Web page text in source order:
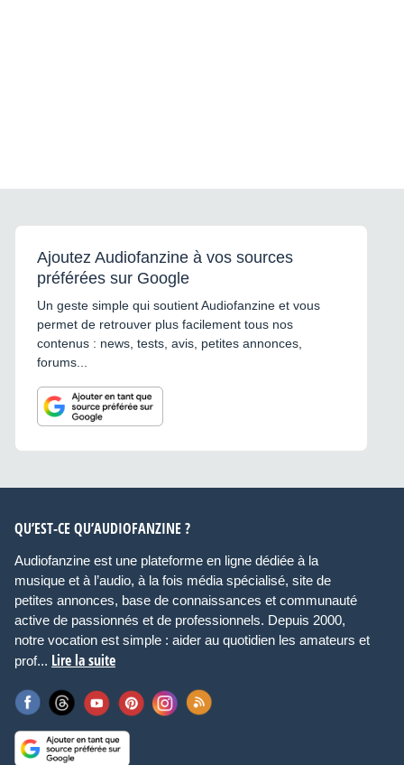
Ajoutez Audiofanzine à vos sources
préférées sur Google
Un geste simple qui soutient Audiofanzine et vous
permet de retrouver plus facilement tous nos
contenus : news, tests, avis, petites annonces,
forums...
QU’EST-CE QU’AUDIOFANZINE ?
Audiofanzine est une plateforme en ligne dédiée à la
musique et à l’audio, à la fois média spécialisé, site de
petites annonces, base de connaissances et communauté
active de passionnés et de professionnels. Depuis 2000,
notre vocation est simple : aider au quotidien les amateurs et
prof... Lire la suite